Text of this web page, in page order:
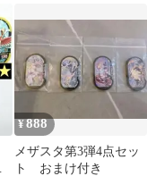
¥888
メザスタ第3弾4点セッ
ト おまけ付き